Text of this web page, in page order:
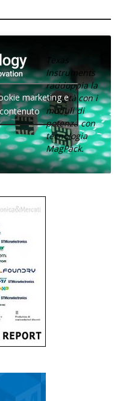
Texas
Instruments
raddoppia la
densità con i
moduli di
potenza con
tecnologia
MagPack.
marketing e